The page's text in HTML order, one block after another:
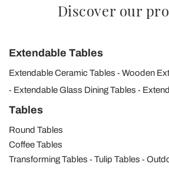
Discover our
Extendable Tables
Extendable Ceramic Tables
Wooden
Extendable Glass Dining Tables
Tables
Round Tables
Coffee Tables
Transforming Tables
Tulip Tables